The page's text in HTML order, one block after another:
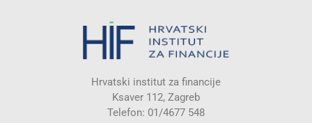
Hrvatski institut za financije
Ksaver 112, Zagreb
Telefon: 01/4677 548